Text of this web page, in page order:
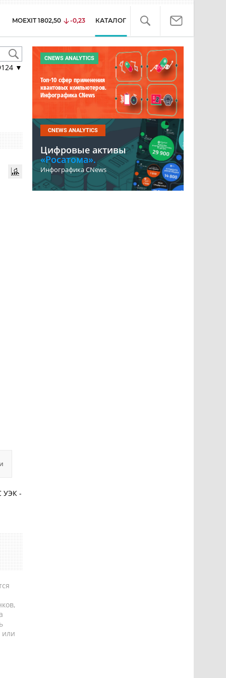
MOEXIT 1802,50 -0,23 КАТАЛОГ
▼
УЭК -
или
CNEWS ANALYTICS
Топ-10 сфер применения
квантовых компьютеров.
Инфографика CNews
CNEWS ANALYTICS
Цифровые активы
«Росатома».
Инфографика CNews